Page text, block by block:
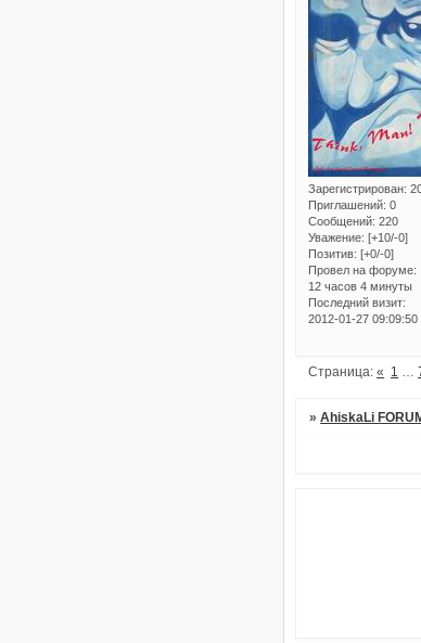
Зарегистрирован:
Приглашений: 0
Сообщений: 220
Уважение: [+10/-0]
Позитив: [+0/-0]
Провел на форуме:
12 часов 4 минуты
Последний визит:
2012-01-27 09:09:50
Страница:« 1 …
»AhiskaLi